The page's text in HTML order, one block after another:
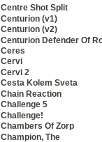
Centre Shot Split
Centurion (v1)
Centurion (v2)
Centurion Defender Of
Ceres
Cervi
Cervi 2
Cesta Kolem Sveta
Chain Reaction
Challenge 5
Challenge!
Chambers Of Zorp
Champion, The